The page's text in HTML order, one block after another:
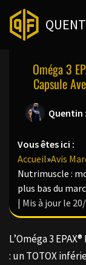
Aller
contenuOméga 3
Capsule
Quentin
Vous êtes ici :
Accueil»Avis
Nutrimuscle :
plus bas du
| Mis à jour le
L’Oméga 3
: un TOTOX